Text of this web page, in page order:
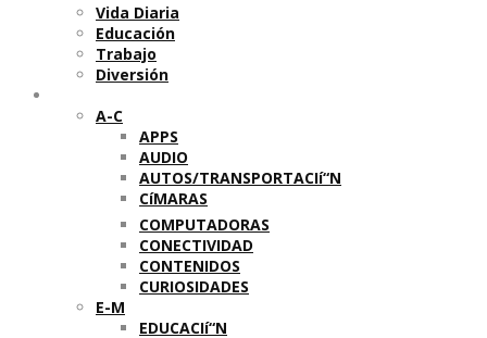
Vida Diaria
Educación
Trabajo
Diversión
A-C
APPS
AUDIO
AUTOS/TRANSPORTACIí“N
CíMARAS
COMPUTADORAS
CONECTIVIDAD
CONTENIDOS
CURIOSIDADES
E-M
EDUCACIí“N